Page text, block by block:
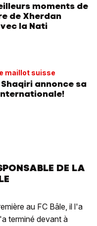
moments de
de Xherdan
la Nati
maillot suisse
annonce sa
DE LA
au FC Bâle, il l'a
terminé devant à